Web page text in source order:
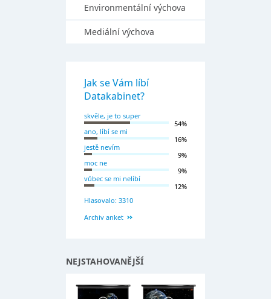
Environmentální výchova
Mediální výchova
Jak se Vám líbí
Datakabinet?
skvěle, je to super
54%
ano, líbí se mi
16%
jestě nevím
9%
moc ne
9%
vůbec se mi nelíbí
12%
Hlasovalo: 3310
Archiv anket
NEJSTAHOVANĚJŠÍ